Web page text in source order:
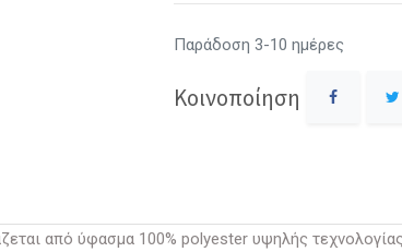
Παράδοση 3-10 ημέρες
Κοινοποίηση
από ύφασμα 100%polyester υψηλής